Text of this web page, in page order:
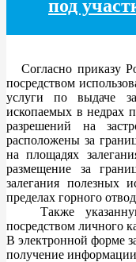
под
Согласно приказу
посредством
услуги по выдаче
ископаемых в недрах
разрешений на
расположены за
на площадях
размещение за
залегания полезных
пределах горного
Также указанную
посредством личного
В электронной форме
получение